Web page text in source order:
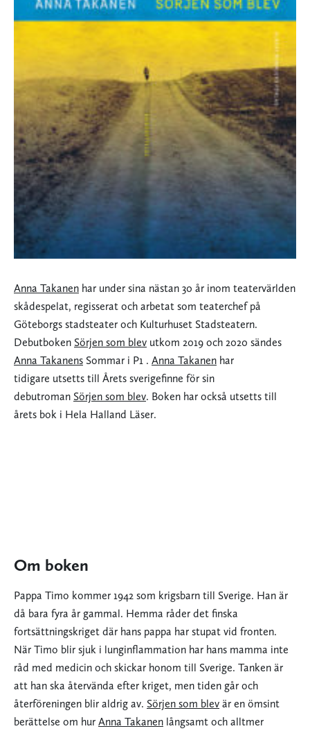
Anna Takanen har under sina nästan 30 år inom teatervärlden
skådespelat, regisserat och arbetat som teaterchef på
Göteborgs stadsteater och Kulturhuset Stadsteatern.
Debutboken Sörjen som blev utkom 2019 och 2020 sändes
Anna Takanens Sommar i P1 . Anna Takanen har
tidigare utsetts till Årets sverigefinne för sin
debutroman Sörjen som blev. Boken har också utsetts till
årets bok i Hela Halland Läser.
Om boken
Pappa Timo kommer 1942 som krigsbarn till Sverige. Han är
då bara fyra år gammal. Hemma råder det finska
fortsättningskriget där hans pappa har stupat vid fronten.
När Timo blir sjuk i lunginflammation har hans mamma inte
råd med medicin och skickar honom till Sverige. Tanken är
att han ska återvända efter kriget, men tiden går och
återföreningen blir aldrig av. Sörjen som blev är en ömsint
berättelse om hur Anna Takanen långsamt och alltmer